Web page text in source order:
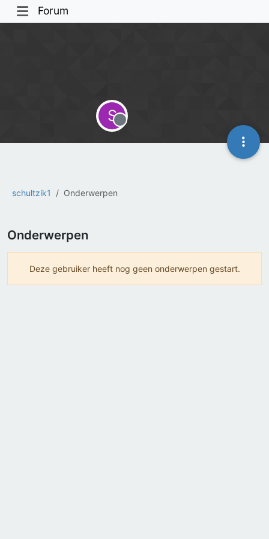
Forum
schultzik1 Onderwerpen
S
Offline
Onderwerpen
Deze gebruiker heeft nog geen onderwerpen gestart.